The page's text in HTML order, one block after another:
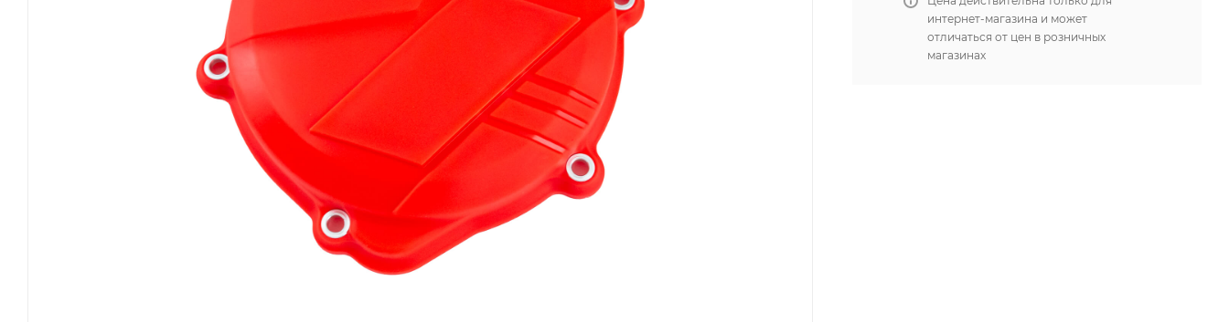
интернет-магазина и может
отличаться от цен в розничных
магазинах